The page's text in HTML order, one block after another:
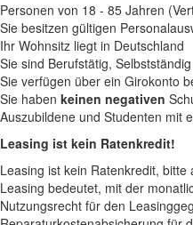
Personen von 18 - 85 Jahren
Sie besitzen gültigen
Ihr Wohnsitz liegt in Deutschland
Sie sind Berufstätig,
Sie verfügen über ein Girokonto
Sie haben keinen negativen
Auszubildene und Studenten mit
Leasing ist kein Ratenkredit!
Leasing ist kein Ratenkredit,
Leasing bedeutet, mit der
Nutzungsrecht für den